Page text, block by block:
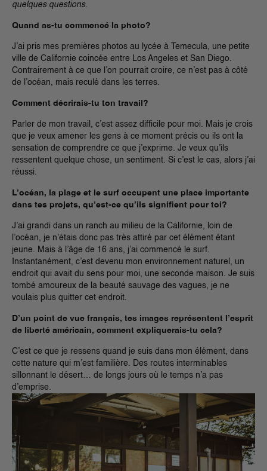
quelques questions.
Quand as-tu commencé la photo?
J’ai pris mes premières photos au lycée à Temecula, une petite
ville de Californie coincée entre Los Angeles et San Diego.
Contrairement à ce que l’on pourrait croire, ce n’est pas à côté
de l’océan, mais reculé dans les terres.
Comment décrirais-tu ton travail?
Parler de mon travail, c’est assez difficile pour moi. Mais je crois
que je veux amener les gens à ce moment précis ou ils ont la
sensation de comprendre ce que j’exprime. Je veux qu’ils
ressentent quelque chose, un sentiment. Si c’est le cas, alors j’ai
réussi.
L’océan, la plage et le surf occupent une place importante
dans tes projets, qu’est-ce qu’ils signifient pour toi?
J’ai grandi dans un ranch au milieu de la Californie, loin de
l’océan, je n’étais donc pas très attiré par cet élément étant
jeune. Mais à l’âge de 16 ans, j’ai commencé le surf.
Instantanément, c’est devenu mon environnement naturel, un
endroit qui avait du sens pour moi, une seconde maison. Je suis
tombé amoureux de la beauté sauvage des vagues, je ne
voulais plus quitter cet endroit.
D’un point de vue français, tes images représentent l’esprit
de liberté américain, comment expliquerais-tu cela?
C’est ce que je ressens quand je suis dans mon élément, dans
cette nature qui m’est familière. Des routes interminables
sillonnant le désert… de longs jours où le temps n’a pas
d’emprise.